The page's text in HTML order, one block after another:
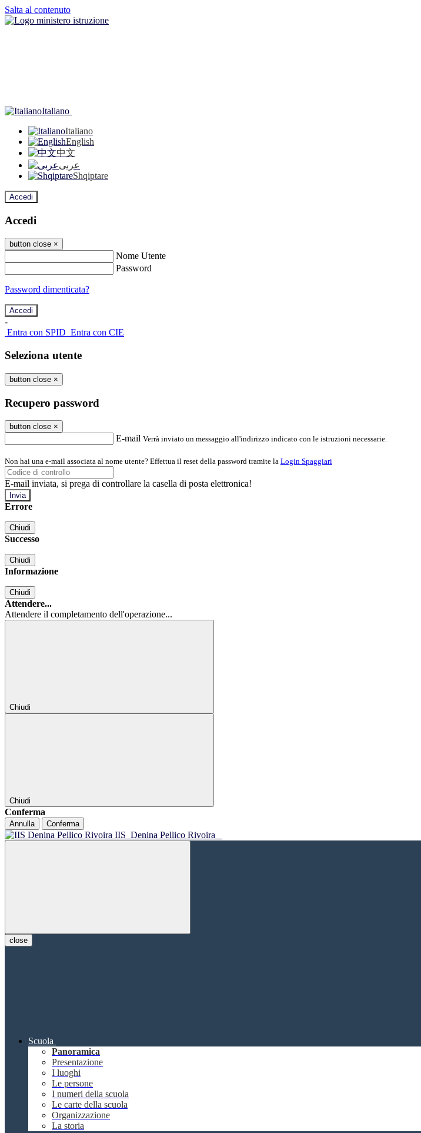
Salta al contenuto
Italiano
Italiano
English
中文
عربى
Shqiptare
Accedi
Accedi
button close ×
Nome Utente
Password
Password dimenticata?
-
Entra con SPID Entra con CIE
Seleziona utente
button close ×
Recupero password
button close ×
E-mail Verrà inviato un messaggio all'indirizzo indicato con le istruzioni necessarie.
Non hai una e-mail associata al nome utente? Effettua il reset della password tramite la Login Spaggiari
E-mail inviata, si prega di controllare la casella di posta elettronica!
Errore
Chiudi
Successo
Chiudi
Informazione
Chiudi
Attendere...
Attendere il completamento dell'operazione...
Chiudi
Chiudi
Conferma
Annulla Conferma
IIS Denina Pellico Rivoira
close
Scuola
Panoramica
Presentazione
I luoghi
Le persone
I numeri della scuola
Le carte della scuola
Organizzazione
La storia